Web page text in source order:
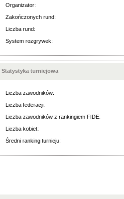
Organizator:
Zakończonych rund:
Liczba rund:
System rozgrywek:
Statystyka turniejowa
Liczba zawodników:
Liczba federacji:
Liczba zawodników z rankingiem FIDE:
Liczba kobiet:
Średni ranking turnieju: